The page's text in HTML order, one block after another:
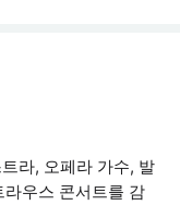
라, 오페라 가수, 발
우스 콘서트를 감